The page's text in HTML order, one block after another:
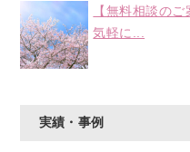
【無料相談の
気軽に...
実績・事例